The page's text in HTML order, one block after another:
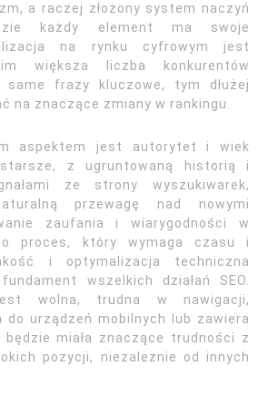
a raczej złożony system naczyń
każdy element ma swoje
na rynku cyfrowym jest
większa liczba konkurentów
frazy kluczowe, tym dłużej
na znaczące zmiany w rankingu.
aspektem jest autorytet i wiek
z ugruntowaną historią i
ze strony wyszukiwarek,
przewagę nad nowymi
zaufania i wiarygodności w
proces, który wymaga czasu i
i optymalizacja techniczna
wszelkich działań SEO.
wolna, trudna w nawigacji,
do urządzeń mobilnych lub zawiera
będzie miała znaczące trudności z
pozycji, niezależnie od innych